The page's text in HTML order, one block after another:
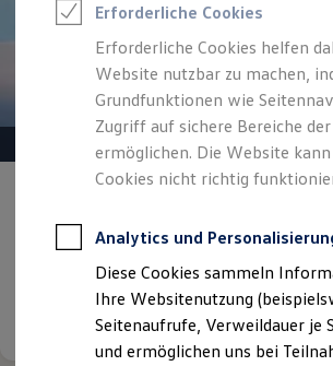
Elektroauto Leasing
Kleinwagen-Leasing
Leasing ohne Anzahlung
Finanzierung
Autokredit mit Schlussrate
Versicherungen und Garantien
Kfz-Versicherung
Restschuldversicherungen
Garantien
Professional Class bei
Behörden
Direktkunden
Sonderfahrzeuge
Anpfiff zum Gewinn
Elektromobilität
Gepflegt, geprüft und für gut
Volkswagen Zertifizierte
Gebrauchtwagen.
Details ansehen
Erforderliche Cookies
Erforderliche Cookies helfen
Website nutzbar zu machen,
Grundfunktionen wie
Zugriff auf sichere Bereiche
ermöglichen. Die Website
Cookies nicht richtig
Analytics und
Diese Cookies sammeln
Ihre Websitenutzung
Seitenaufrufe, Verweildauer je
und ermöglichen uns bei